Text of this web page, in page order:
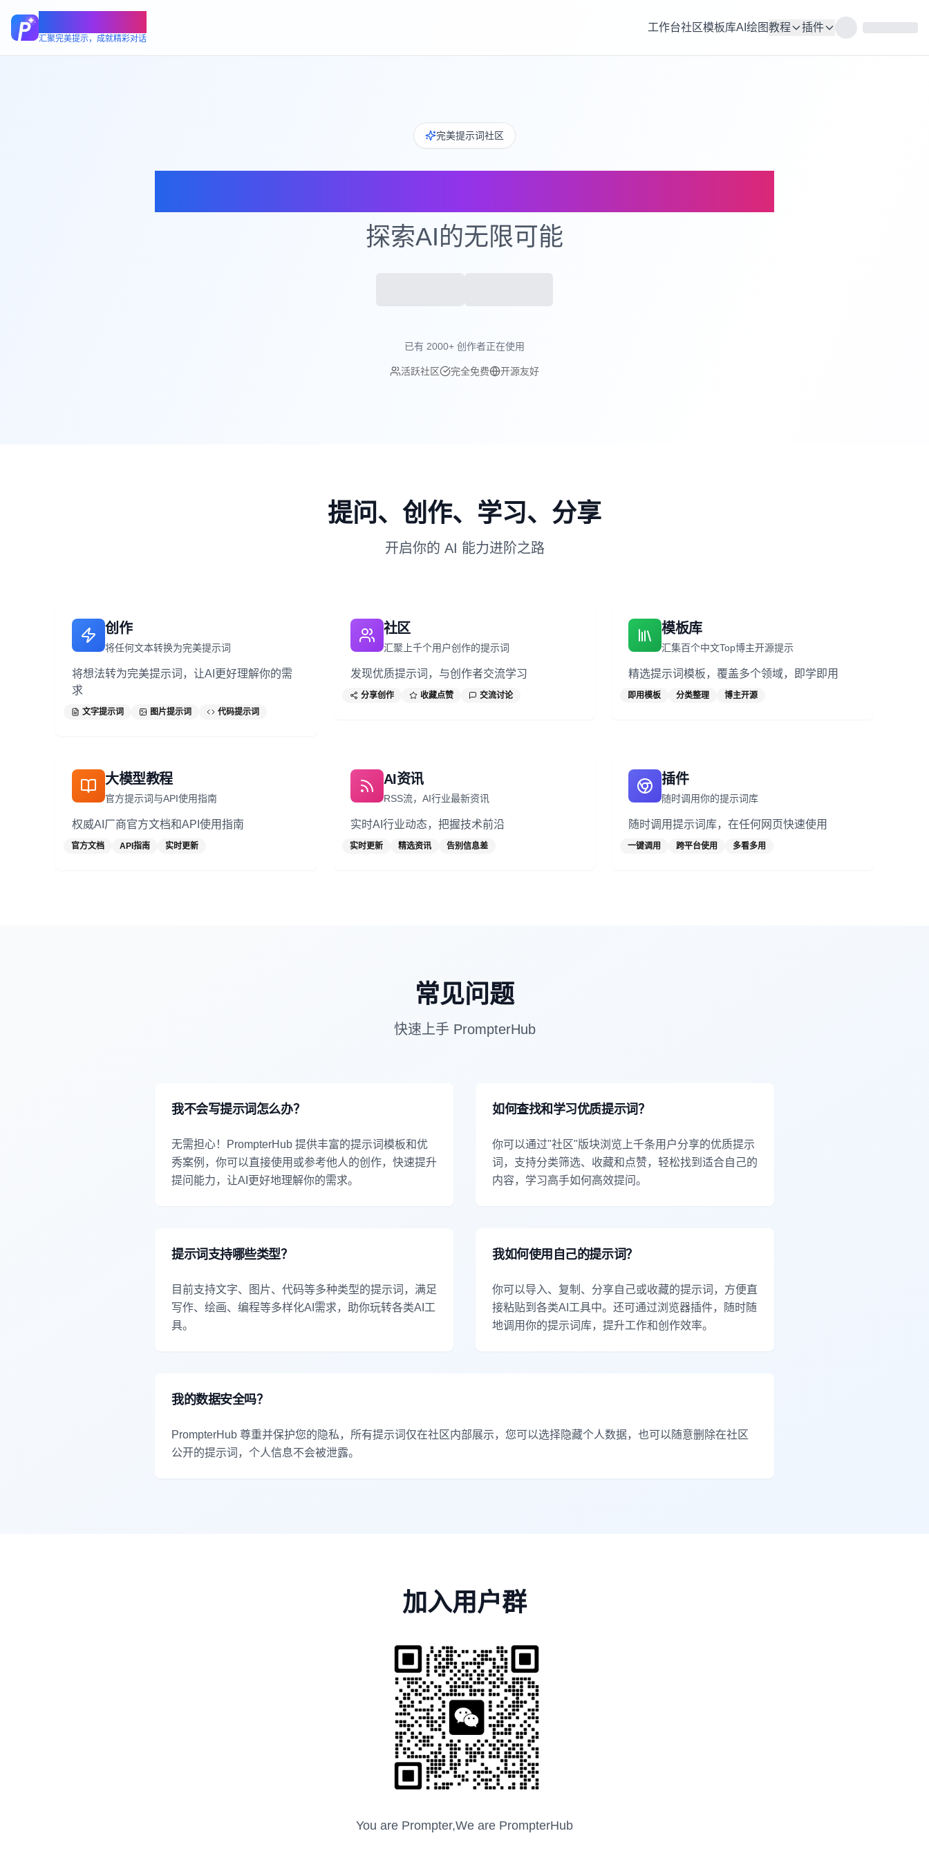
汇聚完美提示，成就精彩对话
工作台社区模板库AI绘图教程 插件
完美提示词社区
探索AI的无限可能
已有 2000+ 创作者正在使用
活跃社区 完全免费 开源友好
提问、创作、学习、分享
开启你的 AI 能力进阶之路
创作
将任何文本转换为完美提示词
将想法转为完美提示词，让AI更好理解你的需
求
文字提示词 图片提示词 代码提示词
社区
汇聚上千个用户创作的提示词
发现优质提示词，与创作者交流学习
分享创作 收藏点赞 交流讨论
模板库
汇集百个中文Top博主开源提示
精选提示词模板，覆盖多个领域，即学即用
即用模板 分类整理 博主开源
大模型教程
官方提示词与API使用指南
权威AI厂商官方文档和API使用指南
官方文档 API指南 实时更新
AI资讯
RSS流，AI行业最新资讯
实时AI行业动态，把握技术前沿
实时更新 精选资讯 告别信息差
插件
随时调用你的提示词库
随时调用提示词库，在任何网页快速使用
一键调用 跨平台使用 多看多用
常见问题
快速上手 PrompterHub
我不会写提示词怎么办？
无需担心！PrompterHub 提供丰富的提示词模板和优
秀案例，你可以直接使用或参考他人的创作，快速提升
提问能力，让AI更好地理解你的需求。
如何查找和学习优质提示词？
你可以通过"社区"版块浏览上千条用户分享的优质提示
词，支持分类筛选、收藏和点赞，轻松找到适合自己的
内容，学习高手如何高效提问。
提示词支持哪些类型？
目前支持文字、图片、代码等多种类型的提示词，满足
写作、绘画、编程等多样化AI需求，助你玩转各类AI工
具。
我如何使用自己的提示词？
你可以导入、复制、分享自己或收藏的提示词，方便直
接粘贴到各类AI工具中。还可通过浏览器插件，随时随
地调用你的提示词库，提升工作和创作效率。
我的数据安全吗？
PrompterHub 尊重并保护您的隐私，所有提示词仅在社区内部展示，您可以选择隐藏个人数据，也可以随意删除在社区
公开的提示词，个人信息不会被泄露。
加入用户群
You are Prompter,We are PrompterHub